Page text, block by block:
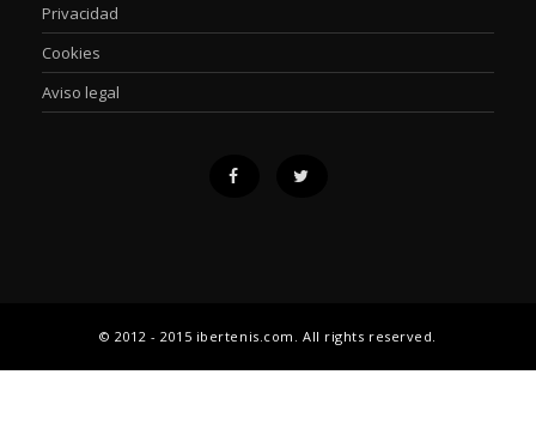
Privacidad
Cookies
Aviso legal
© 2012 - 2015 ibertenis.com. All rights reserved.